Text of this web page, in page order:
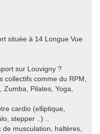
située à 14 Longue Vue
sur Louvigny ?
collectifs comme du RPM,
Pilates, Yoga,
cardio (elliptique,
stepper ..) ..
musculation, haltères,